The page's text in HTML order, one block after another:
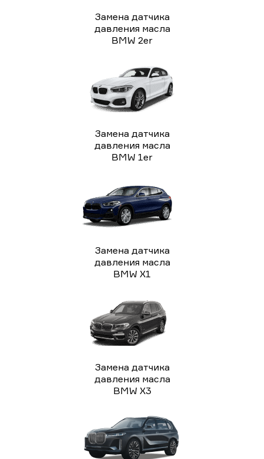
Замена датчика
давления масла
BMW 2er
Замена датчика
давления масла
BMW 1er
Замена датчика
давления масла
BMW X1
Замена датчика
давления масла
BMW X3